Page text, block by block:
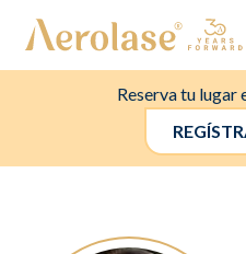
Reserva tu lugar